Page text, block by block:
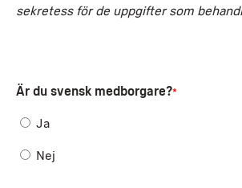
sekretess för de uppgifter som
Är du svensk medborgare?*
Ja
Nej